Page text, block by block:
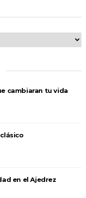
cambiaran tu vida
en el Ajedrez